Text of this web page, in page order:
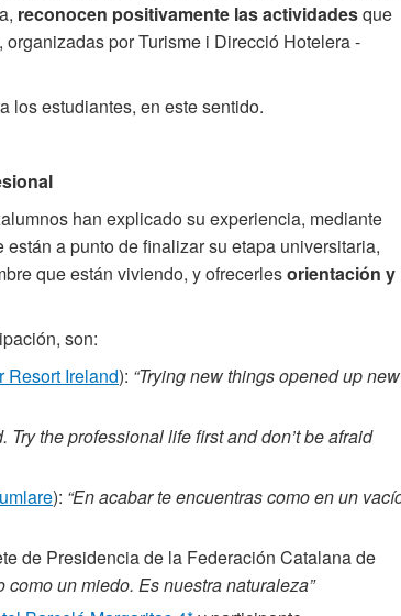
reconocen positivamente las actividadesque
por Turisme i Direcció Hotelera -
los estudiantes, en este sentido.
han explicado su experiencia, mediante
a punto de finalizar su etapa universitaria,
que están viviendo, y ofrecerlesorientación y
son:
Resort Ireland): “Trying new things opened up new
Try the professional life first and don’t be afraid
): “En acabar te encuentras como en un
de Presidencia de la Federación Catalana de
un miedo. Es nuestra naturaleza”